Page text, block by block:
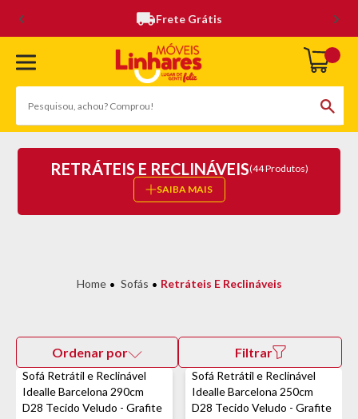
Frete Grátis
RETRÁTEIS E RECLINÁVEIS(44 Produtos)
SAIBA MAIS
Sofás Retráteis E Reclináveis
Ordenar por Filtrar
Sofá Retrátil e Reclinável
Idealle Barcelona 290cm
D28 Tecido Veludo - Grafite
Sofá Retrátil e Reclinável
Idealle Barcelona 250cm
D28 Tecido Veludo - Grafite